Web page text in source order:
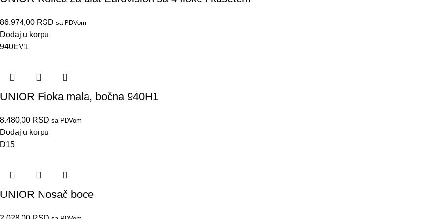
86.974,00 RSD sa PDVom
Dodaj u korpu
940EV1
UNIOR Fioka mala, bočna 940H1
8.480,00 RSD sa PDVom
Dodaj u korpu
D15
UNIOR Nosač boce